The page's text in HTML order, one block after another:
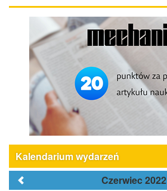
Kalendarium wydarzeń
Czerwiec 2022